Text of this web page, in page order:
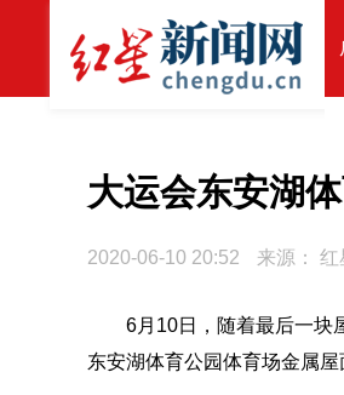
大运会东安湖
2020-06-10 20:52 来源： 红
6月10日，随着最后一
东安湖体育公园体育场金属